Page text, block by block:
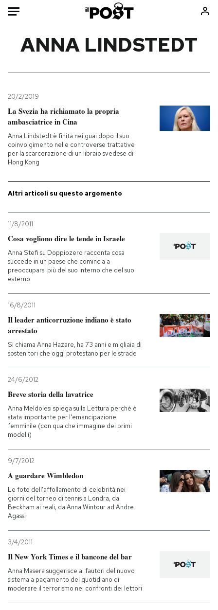
Mondo
Politica
Tecnologia
Internet
Scienza
Cultura
Economia
Sport
Ok Boomer!
Media
Altrecose
PODCAST
NEWSLETTER
I MIEI PREFERITI
SHOP
AREA PERSONALE
Entra
ANNA LINDSTEDT
20/2/2019
La Svezia ha richiamato la propria
ambasciatrice in Cina
Anna Lindstedt è finita nei guai dopo il suo
coinvolgimento nelle controverse trattative
per la scarcerazione di un libraio svedese di
Hong Kong
Altri articoli su questo argomento
11/8/2011
Cosa vogliono dire le tende in Israele
Anna Stefi su Doppiozero racconta cosa
succede in un paese che comincia a
preoccuparsi più del suo interno che del suo
esterno
16/8/2011
Il leader anticorruzione indiano è stato
arrestato
Si chiama Anna Hazare, ha 73 anni e migliaia di
sostenitori che oggi protestano per le strade
24/6/2012
Breve storia della lavatrice
Anna Meldolesi spiega sulla Lettura perché è
stata importante per l'emancipazione
femminile (con qualche immagine dei primi
modelli)
9/7/2012
A guardare Wimbledon
Le foto dell'affollamento di celebrità nei
giorni del torneo di tennis a Londra, da
Beckham ai reali, da Anna Wintour ad Andre
Agassi
3/4/2011
Il New York Times e il bancone del bar
Anna Masera suggerisce ai fautori del nuovo
sistema a pagamento del quotidiano di
moderare il terrorismo nei confronti dei lettori